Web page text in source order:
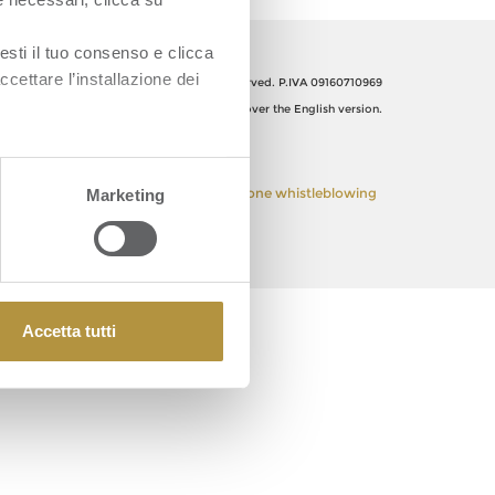
il tuo consenso e clicca
l’installazione dei
Marketing
Accetta tutti
Orsero SpA, Italy. All Rights reserved. P.IVA 09160710969
The Italian text shall prevail over the English version.
Privacy Policy Segnalazione whistleblowing